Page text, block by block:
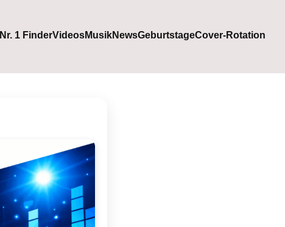
Nr. 1 FinderVideosMusikNewsGeburtstageCover-Rotation